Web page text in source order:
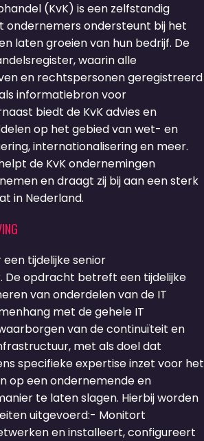
(KvK) is een zelfstandig
ondernemers ondersteunt bij het
laten groeien van hun bedrijf. De
waarin alle
en rechtspersonen geregistreerd
informatiebron voor
biedt de KvK advies en
op het gebied van wet- en
internationalisering en meer.
de KvK ondernemingen
en draagt zij bij aan een sterk
in Nederland.
een tijdelijke senior
De opdracht betreft een tijdelijke
van onderdelen van de IT
met de gehele IT
van de continuïteit en
met als doel dat
specifieke expertise inzet voor het
op een ondernemende en
te laten slagen. Hierbij worden
uitgevoerd:- Monitort
en installeert, configureert